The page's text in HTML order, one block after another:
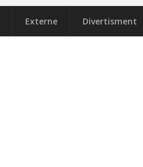
Externe Divertisment